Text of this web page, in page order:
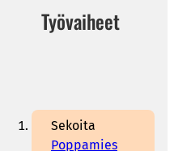
Työvaiheet
Sekoita
Poppamies